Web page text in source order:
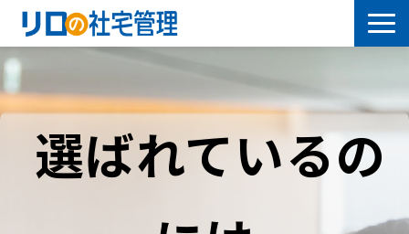
借上社宅プラン
導入事例
選ばれているの